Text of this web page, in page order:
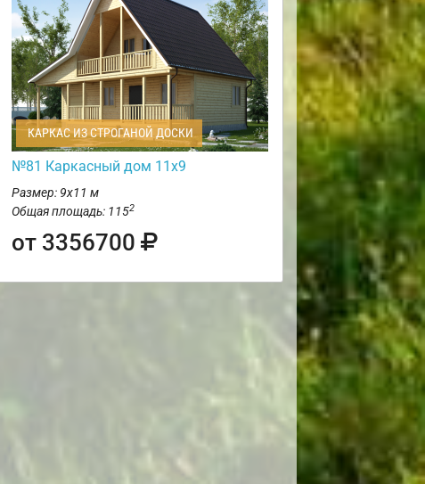
КАРКАС ИЗ СТРОГАНОЙ ДОСКИ
№81 Каркасный дом 11х9
Размер: 9х11 м
Общая площадь: 1152
от 3356700